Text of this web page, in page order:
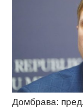
Домбрава: